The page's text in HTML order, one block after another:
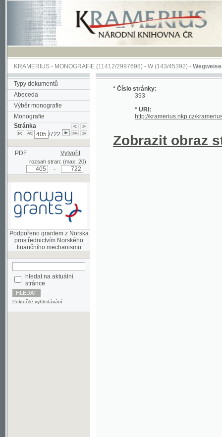
KRAMERIUS-MONOGRAFIE(11412/2997698) -W (143/45392)-Wegweiser durch
Typy dokumentů
Abeceda
Výběr monografie
Monografie
Stránka
/722
PDF Vytvořit
rozsah stran: (max. 20)
Podpořeno grantem z Norska
prostřednictvím Norského
hledat na aktuální
stránce
Pokročilé vyhledávání
* Číslo stránky:
393
* URI:
http://kramerius.nkp.cz/kramerius/